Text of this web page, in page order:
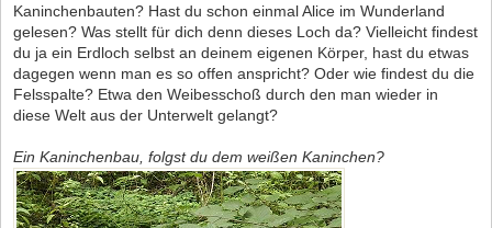
Kaninchenbauten? Hast du schon einmal Alice im Wunderland
gelesen? Was stellt für dich denn dieses Loch da? Vielleicht findest
du ja ein Erdloch selbst an deinem eigenen Körper, hast du etwas
dagegen wenn man es so offen anspricht? Oder wie findest du die
Felsspalte? Etwa den Weibesschoß durch den man wieder in
diese Welt aus der Unterwelt gelangt?
Ein Kaninchenbau, folgst du dem weißen Kaninchen?